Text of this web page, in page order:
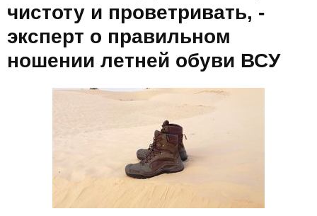
чистоту и проветривать, -
эксперт о правильном
ношении летней обуви ВСУ